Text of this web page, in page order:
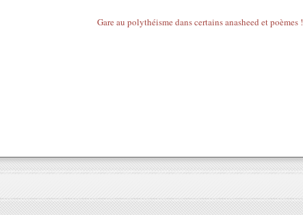
Gare au polythéisme dans certains anasheed et poèmes !